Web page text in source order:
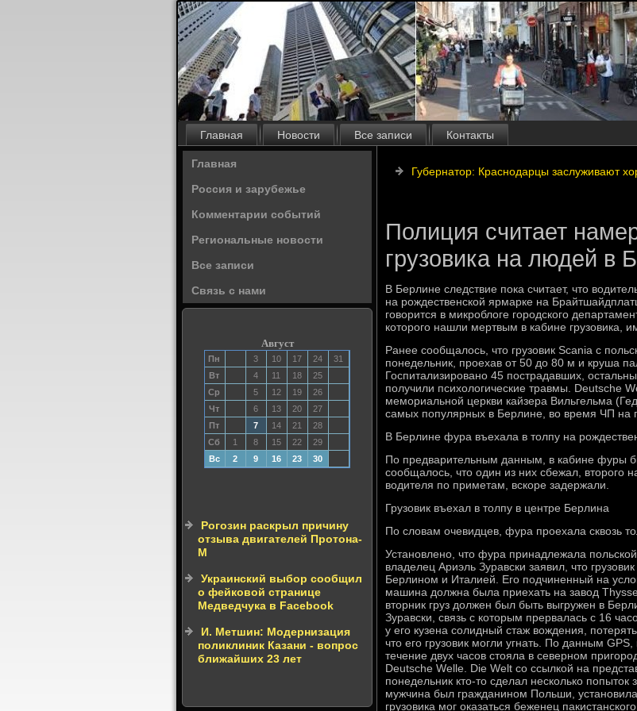
Главная Новости Все записи Контакты
Главная
Россия и зарубежье
Комментарии событий
Региональные новости
Все записи
Связь с нами
Август
Пн 3 10 17 24
31
Вт
4 11 18
25
Ср
5 12 19
26
Чт
6 13 20
27
Пт
7 14 21
28
Сб
1 8 15 22
29
Вс
2 9 16 23 30
Рогозин раскрыл причину
отзыва двигателей Протона-
М
Украинский выбор сообщил
о фейковой странице
Медведчука в Facebook
И. Метшин: Модернизация
поликлиник Казани - вопрос
ближайших 23 лет
Губернатор: Краснодарцы заслуживают
Полиция считает
грузовика на людей в
В Берлине следствие пока считает, что
на рождественской ярмарке на
говорится в микроблоге городского
которого нашли мертвым в кабине грузовика,
Ранее сообщалось, что грузовик Scania с
понедельник, проехав от 50 до 80 м и круша
Госпитализировано 45 пострадавших,
получили психологические травмы. Deutsche
мемориальной церкви кайзера Вильгельма
самых популярных в Берлине, во время ЧП на
В Берлине фура въехала в толпу на
По предварительным данным, в кабине фуры
сообщалось, что один из них сбежал, второго
водителя по приметам, вскоре задержали.
Грузовик въехал в толпу в центре Берлина
По словам очевидцев, фура проехала сквозь
Установлено, что фура принадлежала
владелец Ариэль Зуравски заявил, что
Берлином и Италией. Его подчиненный на
машина должна была приехать на завод
вторник груз должен был быть выгружен в
Зуравски, связь с которым прервалась с 16
у его кузена солидный стаж вождения,
что его грузовик могли угнать. По данным
течение двух часов стояла в северном
Deutsche Welle. Die Welt со ссылкой на
понедельник кто-то сделал несколько
мужчина был гражданином Польши,
грузовика мог оказаться беженец